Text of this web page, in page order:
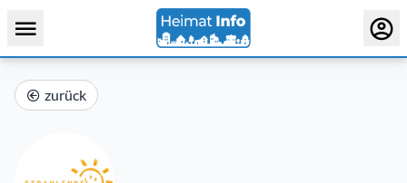
zurück